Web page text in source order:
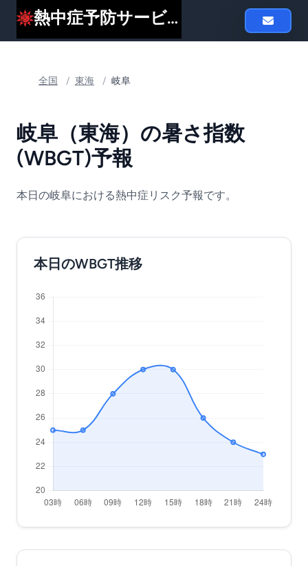
熱中症予防サービスheat119
全国 / 東海 / 岐阜
岐阜（東海）の暑さ指数
(WBGT)予報
本日の岐阜における熱中症リスク予報です。
本日のWBGT推移